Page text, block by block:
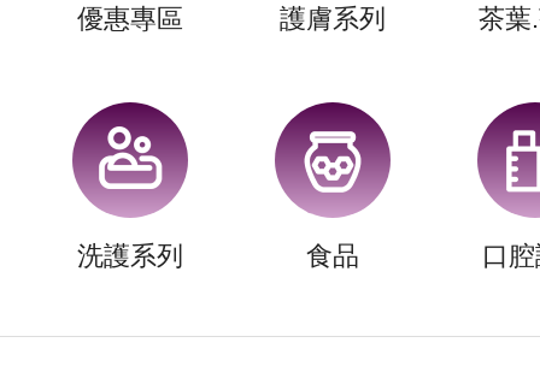
優惠專區 護膚系列 茶葉
洗護系列 食品 口